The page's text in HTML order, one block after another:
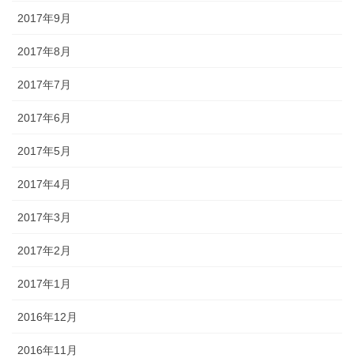
2017年9月
2017年8月
2017年7月
2017年6月
2017年5月
2017年4月
2017年3月
2017年2月
2017年1月
2016年12月
2016年11月